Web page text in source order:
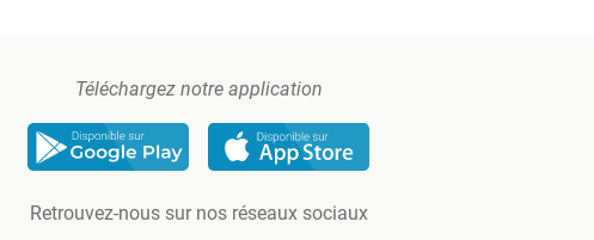
Téléchargez notre application
Retrouvez-nous sur nos réseaux sociaux